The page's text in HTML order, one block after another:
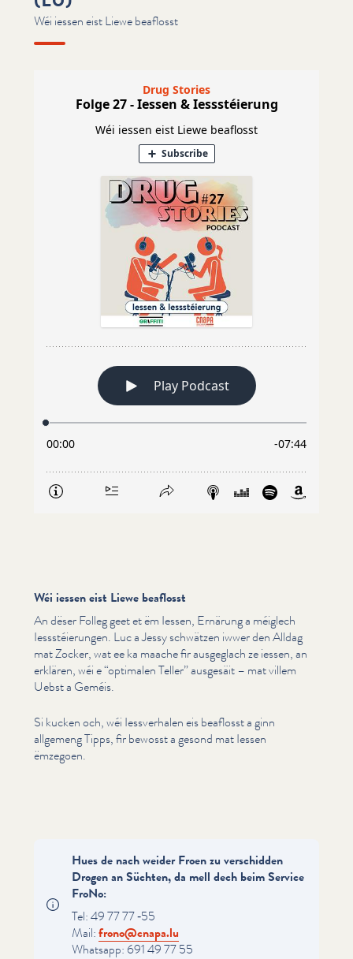
Wéi iessen eist Liewe beaflosst
Wéi iessen eist Liewe beaflosst
An dëser Folleg geet et ëm Iessen, Ernärung a méiglech
Iessstéierun­gen. Luc a Jessy schwätzen iwwer den Alldag
mat Zocker, wat ee ka maache fir ausgeglach ze iessen, an
erklären, wéi e“optimalen Teller” ausgesäit – mat villem
Uebst a Geméis.
Si kucken och, wéi Iessver­halen eis beaflosst a ginn
allgemeng Tipps, fir bewosst a gesond mat Iessen
ëmzegoen.
Hues de nach weider Froen zu verschidden
Drogen an Süchten, da mell dech beim Service
FroNo:
Tel: 49 77 77 ‑55
Mail:frono@​cnapa.​lu
Whatsapp: 691 49 77 55